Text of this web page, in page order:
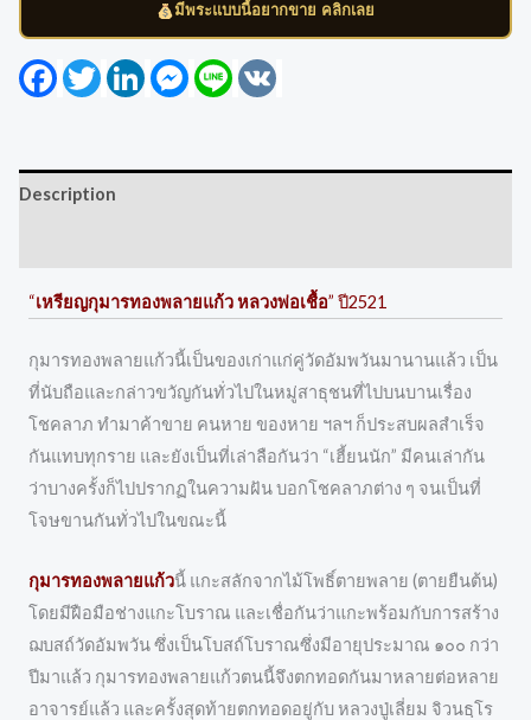
มีพระแบบนี้อยากขาย คลิกเลย
FacebookTwitterLinkedInMessenger
Line
Description
“เหรียญกุมารทองพลายแก้ว หลวงพ่อเชื้อ” ปี2521
กุมารทองพลายแก้วนี้เป็นของเก่าแก่คู่วัดอัมพวันมานานแล้ว เป็น
ที่นับถือและกล่าวขวัญกันทั่วไปในหมู่สาธุชนที่ไปบนบานเรื่อง
โชคลาภ ทำมาค้าขาย คนหาย ของหาย ฯลฯ ก็ประสบผลสำเร็จ
กันแทบทุกราย และยังเป็นที่เล่าลือกันว่า “เฮี้ยนนัก” มีคนเล่ากัน
ว่าบางครั้งก็ไปปรากฏในความฝัน บอกโชคลาภต่าง ๆ จนเป็นที่
โจษขานกันทั่วไปในขณะนี้
กุมารทองพลายแก้วนี้ แกะสลักจากไม้โพธิ์ตายพลาย (ตายยืนต้น)
โดยมีฝือมือช่างแกะโบราณ และเชื่อกันว่าแกะพร้อมกับการสร้าง
ฌบสถ์วัดอัมพวัน ซึ่งเป็นโบสถ์โบราณซึ่งมีอายุประมาณ ๑๐๐ กว่า
ปีมาแล้ว กุมารทองพลายแก้วตนนี้จึงตกทอดกันมาหลายต่อหลาย
อาจารย์แล้ว และครั้งสุดท้ายตกทอดอยู่กับ หลวงปู่เลี่ยม จิวนธฺโร